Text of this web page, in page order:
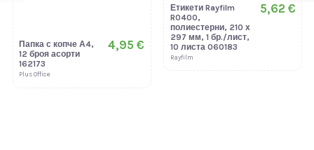
Папка с копче А4,
12 броя асорти
162173
Plus Office
4,95 €
Етикети Rayfilm
R0400,
полиестерни, 210 х
297 мм, 1 бр./лист,
10 листа 060183
Rayfilm
5,62 €